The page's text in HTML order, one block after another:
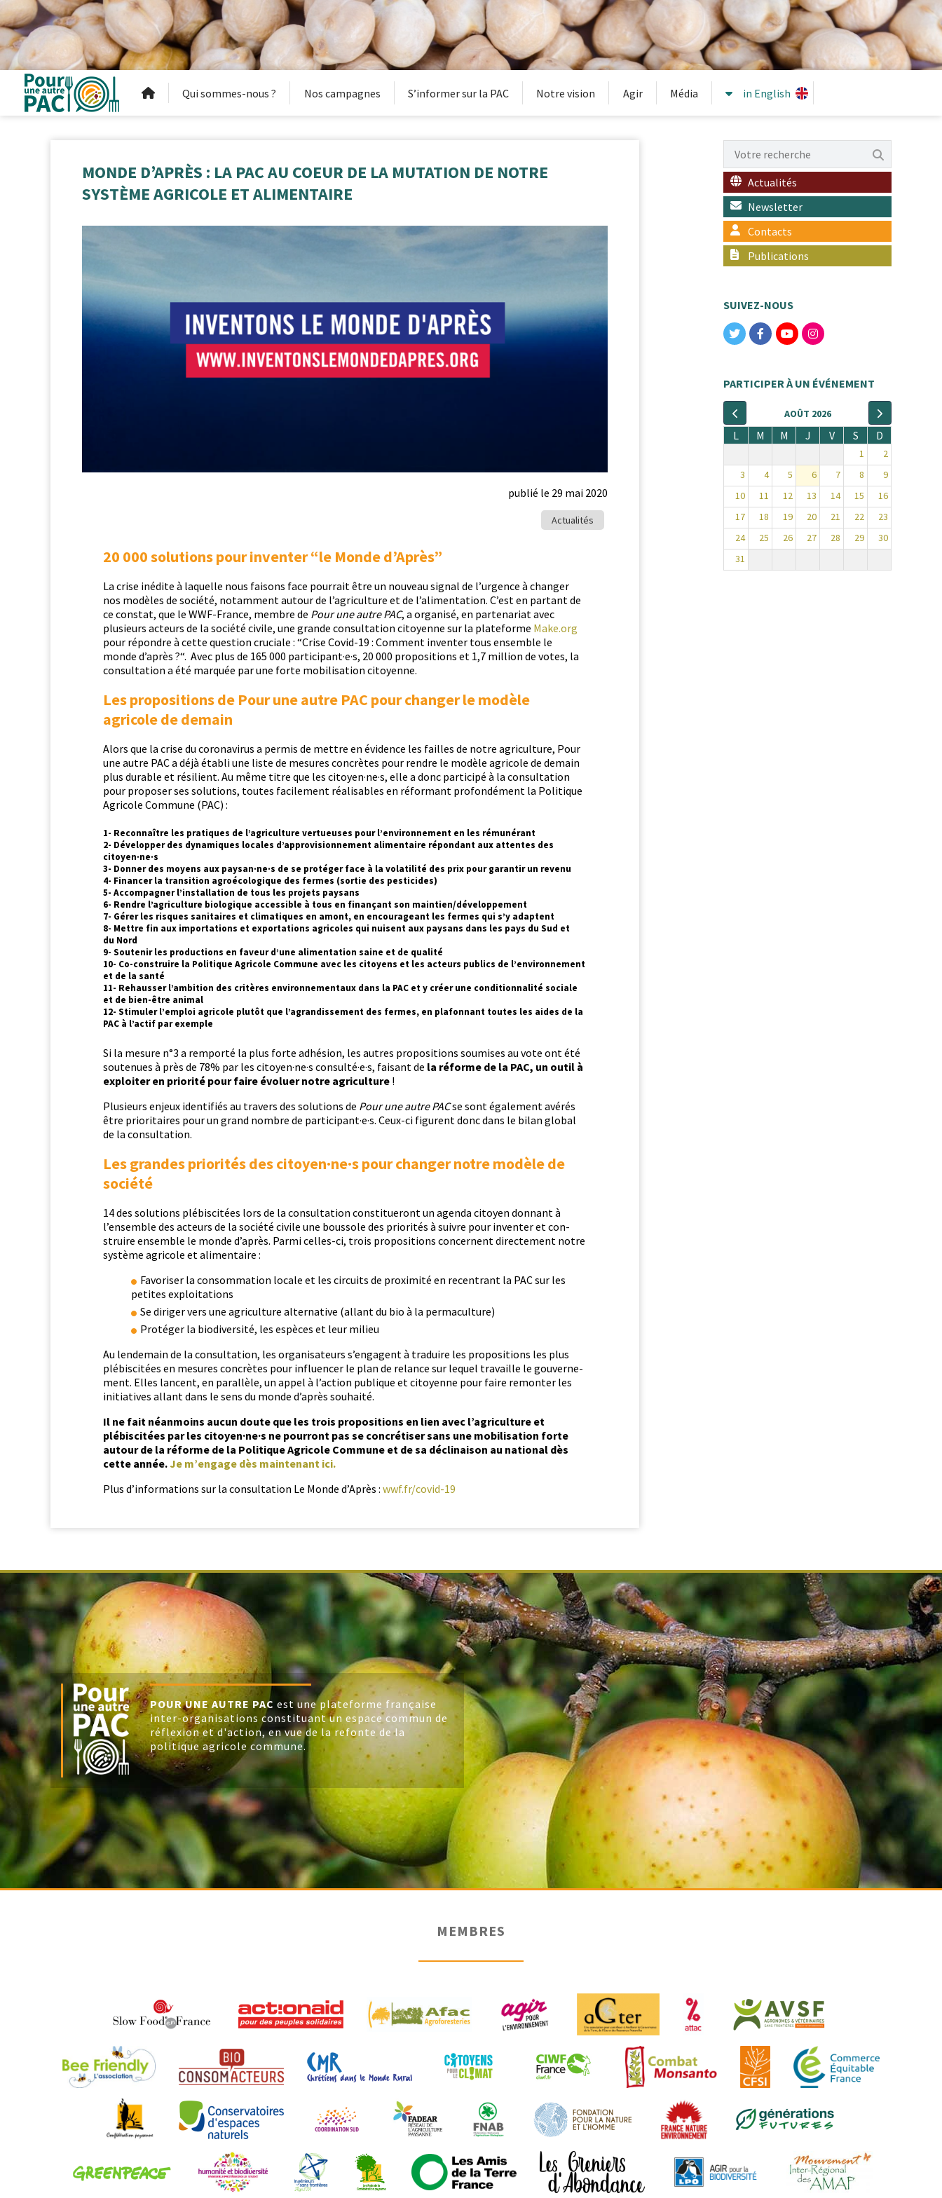
Qui sommes-nous ? Nos campagnes S’informer sur la PAC Notre vision Agir Média in English
MONDE D’APRÈS : LA PAC AU COEUR DE LA MUTATION DE NOTRE
SYSTÈME AGRICOLE ET ALIMENTAIRE
publié le 29 mai 2020
Actualités
20 000 solutions pour inventer “le Monde d’Après”
La crise inédite à laque­lle nous faisons face pour­rait être un nou­veau sig­nal de l’ur­gence à chang­er
nos mod­èles de société, notam­ment autour de l’a­gri­cul­ture et de l’al­i­men­ta­tion. C’est en par­tant de
ce con­stat, que le WWF-France, mem­bre de Pour une autre PAC, a organ­isé, en parte­nar­i­at avec
plusieurs acteurs de la société civile, une grande con­sul­ta­tion citoyenne sur la plate­forme Make.org
pour répon­dre à cette ques­tion cru­ciale : “Crise Covid-19 : Com­ment inven­ter tous ensem­ble le
monde d’après ?“. Avec plus de 165 000 participant·e·s, 20 000 propo­si­tions et 1,7 mil­lion de votes, la
con­sul­ta­tion a été mar­quée par une forte mobil­i­sa­tion citoyenne.
Les propositions de Pour une autre PAC pour changer le modèle
agricole de demain
Alors que la crise du coro­n­avirus a per­mis de met­tre en évi­dence les failles de notre agri­cul­ture, Pour
une autre PAC a déjà établi une liste de mesures con­crètes pour ren­dre le mod­èle agri­cole de demain
plus durable et résilient. Au même titre que les citoyen·ne·s, elle a donc par­ticipé à la con­sul­ta­tion
pour pro­pos­er ses solu­tions, toutes facile­ment réal­is­ables en réfor­mant pro­fondé­ment la Poli­tique
Agri­cole Com­mune (PAC) :
1- Reconnaître les pratiques de l’agriculture vertueuses pour l’environnement en les rémunérant
2- Développer des dynamiques locales d’approvisionnement alimentaire répondant aux attentes des
citoyen·ne·s
3- Donner des moyens aux paysan·ne·s de se protéger face à la volatilité des prix pour garantir un revenu
4- Financer la transition agroécologique des fermes (sortie des pesticides)
5- Accompagner l’installation de tous les projets paysans
6- Rendre l’agriculture biologique accessible à tous en finançant son maintien/développement
7- Gérer les risques sanitaires et climatiques en amont, en encourageant les fermes qui s’y adaptent
8- Mettre fin aux importations et exportations agricoles qui nuisent aux paysans dans les pays du Sud et
du Nord
9- Soutenir les productions en faveur d’une alimentation saine et de qualité
10- Co-construire la Politique Agricole Commune avec les citoyens et les acteurs publics de l’environnement
et de la santé
11- Rehausser l’ambition des critères environnementaux dans la PAC et y créer une conditionnalité sociale
et de bien-être animal
12- Stimuler l’emploi agricole plutôt que l’agrandissement des fermes, en plafonnant toutes les aides de la
PAC à l’actif par exemple
Si la mesure n°3 a rem­porté la plus forte adhé­sion, les autres propo­si­tions soumis­es au vote ont été
soutenues à près de 78% par les citoyen·ne·s consulté·e·s, faisant de la réforme de la PAC, un out­il à
exploiter en pri­or­ité pour faire évoluer notre agri­cul­ture !
Plusieurs enjeux iden­ti­fiés au tra­vers des solu­tions de Pour une autre PACse sont égale­ment avérés
être pri­or­i­taires pour un grand nom­bre de participant·e·s. Ceux-ci fig­urent donc dans le bilan glob­al
de la consultation.
Les grandes priorités des citoyen·ne·s pour changer notre modèle de
société
14 des solu­tions plébisc­itées lors de la con­sul­ta­tion con­stitueront un agen­da citoyen don­nant à
l’ensem­ble des acteurs de la société civile une bous­sole des pri­or­ités à suiv­re pour inven­ter et con­
stru­ire ensem­ble le monde d’après. Par­mi celles-ci, trois propo­si­tions con­cer­nent directe­ment notre
sys­tème agri­cole et alimentaire :
Favoris­er la con­som­ma­tion locale et les cir­cuits de prox­im­ité en recen­trant la PAC sur les
petites exploitations
Se diriger vers une agri­cul­ture alter­na­tive (allant du bio à la permaculture)
Pro­téger la bio­di­ver­sité, les espèces et leur milieu
Au lende­main de la con­sul­ta­tion, les organ­isa­teurs s’en­ga­gent à traduire les propo­si­tions les plus
plébisc­itées en mesures con­crètes pour influ­encer le plan de relance sur lequel tra­vaille le gou­verne­
ment. Elles lan­cent, en par­al­lèle, un appel à l’action publique et citoyenne pour faire remon­ter les
ini­tia­tives allant dans le sens du monde d’après souhaité.
Il ne fait néan­moins aucun doute que les trois propo­si­tions en lien avec l’a­gri­cul­ture et
plébisc­itées par les citoyen·ne·s ne pour­ront pas se con­cré­tis­er sans une mobil­i­sa­tion forte
autour de la réforme de la Poli­tique Agri­cole Com­mune et de sa décli­nai­son au nation­al dès
cette année.Je m’en­gage dès main­tenant ici.
Plus d’in­for­ma­tions sur la con­sul­ta­tion Le Monde d’Après : wwf.fr/covid-19
Actualités
Newsletter
Contacts
Publications
SUIVEZ-NOUS
PARTICIPER À UN ÉVÉNEMENT
AOÛT 2026
L M M J V S D
1
2
3
4 5 6 7 8
9
10
11 12 13 14 15
16
17
18 19 20 21 22
23
24
25 26 27 28 29
30
31
POUR UNE AUTRE PAC est une plateforme française
inter-organisations constituant un espace commun de
réflexion et d'action, en vue de la refonte de la
politique agricole commune.
MEMBRES